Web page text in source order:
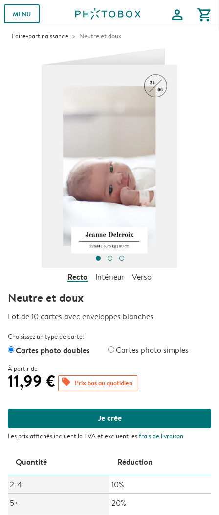
MENU profile shopping_cart
Faire-part naissance Neutre et doux
Recto Intérieur Verso
Neutre et doux
Lot de 10 cartes avec enveloppes blanches
Choisissez un type de carte:
Cartes photo doubles Cartes photo simples
À partir de
11,99 € offers Prix bas au quotidien
Je crée
Les prix affichés incluent la TVA et excluent lesfrais de livraison
Quantité Réduction
2-4
10%
5+
20%